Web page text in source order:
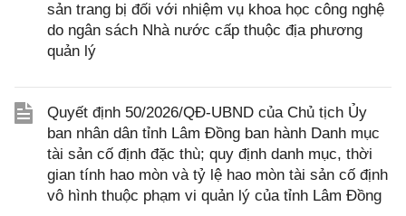
sản trang bị đối với nhiệm vụ khoa học công nghệ
do ngân sách Nhà nước cấp thuộc địa phương
quản lý
Quyết định 50/2026/QĐ-UBND của Chủ tịch Ủy
ban nhân dân tỉnh Lâm Đồng ban hành Danh mục
tài sản cố định đặc thù; quy định danh mục, thời
gian tính hao mòn và tỷ lệ hao mòn tài sản cố định
vô hình thuộc phạm vi quản lý của tỉnh Lâm Đồng